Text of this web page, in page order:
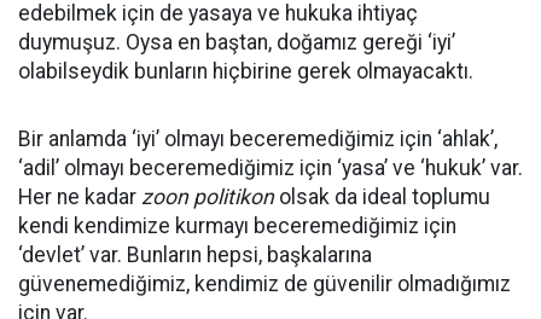
edebilmek için de yasaya ve hukuka ihtiyaç
duymuşuz. Oysa en baştan, doğamız gereği ‘iyi’
olabilseydik bunların hiçbirine gerek olmayacaktı.
Bir anlamda ‘iyi’ olmayı beceremediğimiz için ‘ahlak’,
‘adil’ olmayı beceremediğimiz için ‘yasa’ ve ‘hukuk’ var.
Her ne kadar zoon politikonolsak da ideal toplumu
kendi kendimize kurmayı beceremediğimiz için
‘devlet’ var. Bunların hepsi, başkalarına
güvenemediğimiz, kendimiz de güvenilir olmadığımız
için var.